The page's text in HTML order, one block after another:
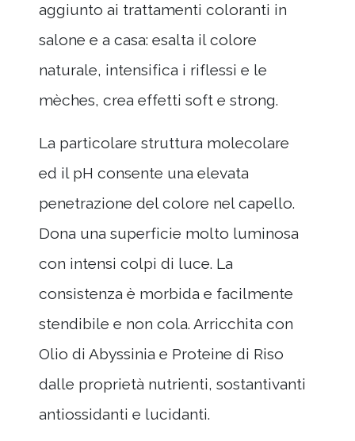
aggiunto ai trattamenti coloranti in
salone e a casa: esalta il colore
naturale, intensifica i riflessi e le
mèches, crea effetti soft e strong.
La particolare struttura molecolare
ed il pH consente una elevata
penetrazione del colore nel capello.
Dona una superficie molto luminosa
con intensi colpi di luce. La
consistenza è morbida e facilmente
stendibile e non cola. Arricchita con
Olio di Abyssinia e Proteine di Riso
dalle proprietà nutrienti, sostantivanti
antiossidanti e lucidanti.